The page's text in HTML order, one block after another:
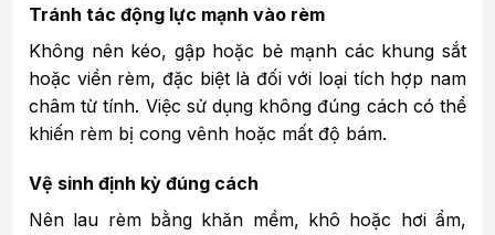
Tránh tác động lực mạnh vào rèm
Không nên kéo, gập hoặc bẻ mạnh các khung sắt
hoặc viền rèm, đặc biệt là đối với loại tích hợp nam
châm từ tính. Việc sử dụng không đúng cách có thể
khiến rèm bị cong vênh hoặc mất độ bám.
Vệ sinh định kỳ đúng cách
Nên lau rèm bằng khăn mềm, khô hoặc hơi ẩm,